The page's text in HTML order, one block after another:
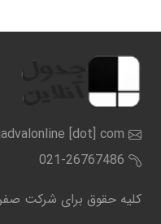
[dot] com
021-26767486
کلیه حقوق برای شرکت